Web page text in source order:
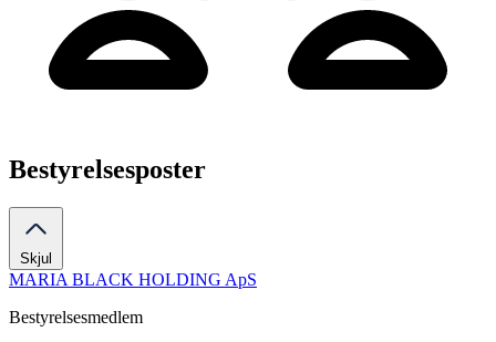
Bestyrelsesposter
Skjul
MARIA BLACK HOLDING ApS
Bestyrelsesmedlem